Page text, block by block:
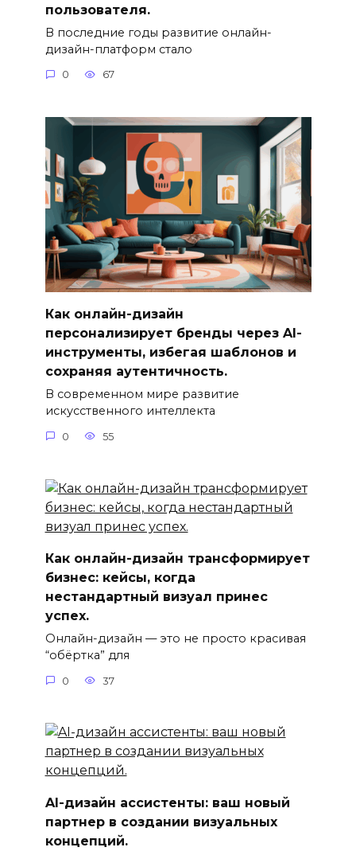
пользователя.
В последние годы развитие онлайн-
дизайн-платформ стало
0 67
Как онлайн-дизайн
персонализирует бренды через AI-
инструменты, избегая шаблонов и
сохраняя аутентичность.
В современном мире развитие
искусственного интеллекта
0 55
Как онлайн-дизайн трансформирует
бизнес: кейсы, когда
нестандартный визуал принес
успех.
Онлайн-дизайн — это не просто красивая
“обёртка” для
0 37
AI-дизайн ассистенты: ваш новый
партнер в создании визуальных
концепций.